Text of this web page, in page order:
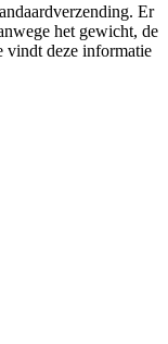
Er
het gewicht, de
vindt deze informatie